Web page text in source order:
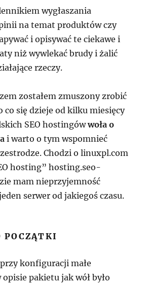
wygłaszania
na temat produktów czy
i opisywać te ciekawe i
niż wywlekać brudy i żalić
rzeczy.
zostałem zmuszony zrobić
co się dzieje od kilku miesięcy
SEO hostingówwoła o
i warto o tym wspomnieć
Chodzi olinuxpl.com
hosting”hosting.seo-
mam nieprzyjemność
serwer od jakiegoś czasu.
POCZĄTKI
konfiguracji małe
pakietu jak wół było